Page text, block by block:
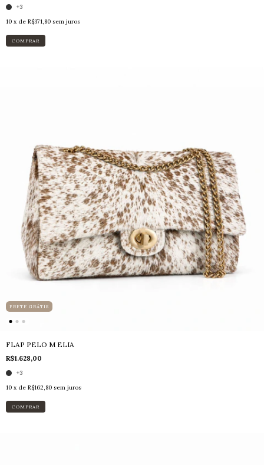
+3
10 x de R$371,80 sem juros
COMPRAR
FRETE GRÁTIS
FLAP PELO M ELIA
R$1.628,00
+3
10 x de R$162,80 sem juros
COMPRAR